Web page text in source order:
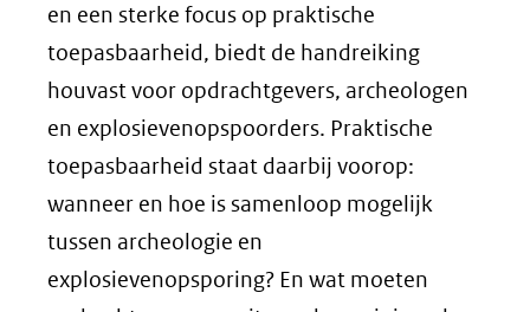
en een sterke focus op praktische
toepasbaarheid, biedt de handreiking
houvast voor opdrachtgevers, archeologen
en explosievenopspoorders. Praktische
toepasbaarheid staat daarbij voorop:
wanneer en hoe is samenloop mogelijk
tussen archeologie en
explosievenopsporing? En wat moeten